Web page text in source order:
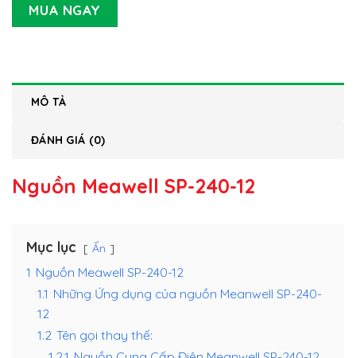
MUA NGAY
MÔ TẢ
ĐÁNH GIÁ (0)
Nguồn Meawell SP-240-12
Mục lục Ẩn
1 Nguồn Meawell SP-240-12
1.1 Những Ứng dụng của nguồn Meanwell SP-240-
12
1.2 Tên gọi thay thế: